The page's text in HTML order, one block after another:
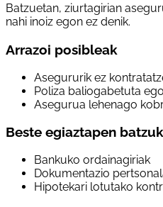
Batzuetan, ziurtagirian
nahi inoiz egon ez denik.
Arrazoi posibleak
Asegururik ez
Poliza baliogabetuta
Asegurua lehenago
Beste egiaztapen batzuk
Bankuko ordainagiriak
Dokumentazio
Hipotekari lotutako